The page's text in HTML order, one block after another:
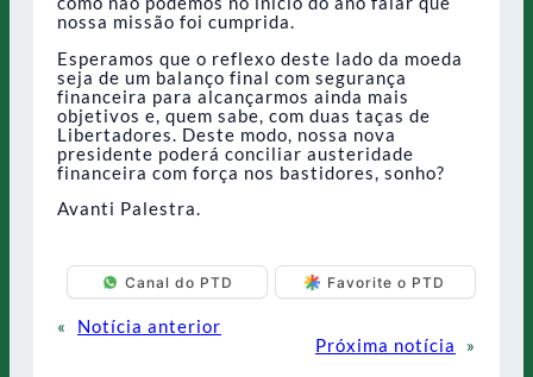
nossa missão foi cumprida.
Esperamos que o reflexo deste lado da moeda
seja de um balanço final com segurança
financeira para alcançarmos ainda mais
objetivos e, quem sabe, com duas taças de
Libertadores. Deste modo, nossa nova
presidente poderá conciliar austeridade
financeira com força nos bastidores, sonho?
Avanti Palestra.
Canal do PTD Favorite o PTD
«
Notícia anterior
Próxima notícia
»